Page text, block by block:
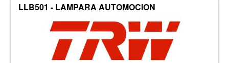
LLB501 - LAMPARA AUTOMOCION